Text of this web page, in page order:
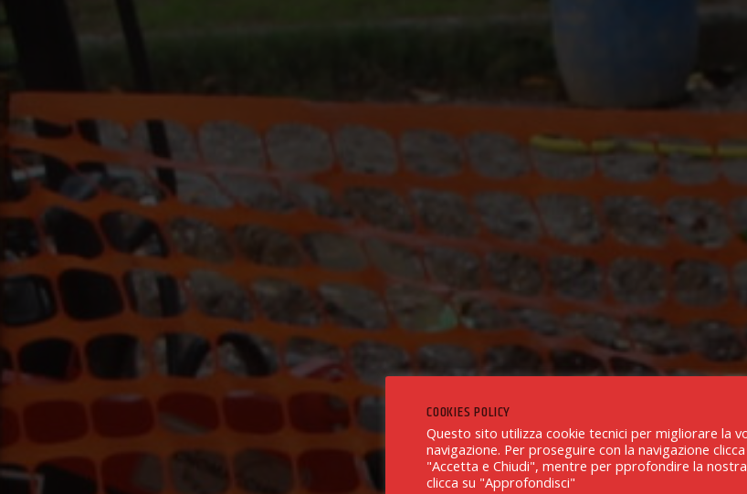
COOKIES POLICY
Questo sito utilizza cookie tecnici per migliorare la
navigazione. Per proseguire con la navigazione clicca
"Accetta e Chiudi", mentre per pprofondire la
clicca su "Approfondisci"